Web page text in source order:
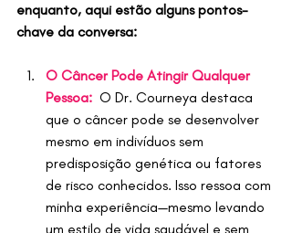
enquanto, aqui estão alguns pontos-
chave da conversa:
O Câncer Pode Atingir Qualquer
Pessoa: O Dr. Courneya destaca
que o câncer pode se desenvolver
mesmo em indivíduos sem
predisposição genética ou fatores
de risco conhecidos. Isso ressoa com
minha experiência—mesmo levando
um estilo de vida saudável e sem